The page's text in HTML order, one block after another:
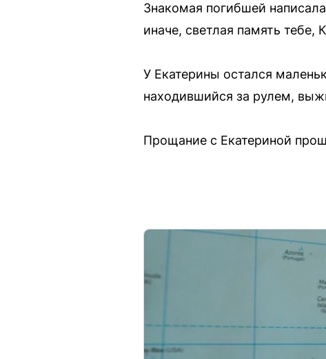
Знакомая погибшей
иначе, светлая память тебе,
У Екатерины остался
находившийся за рулем,
Прощание с Екатериной